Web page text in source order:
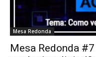
Mesa Redonda
Mesa Redonda